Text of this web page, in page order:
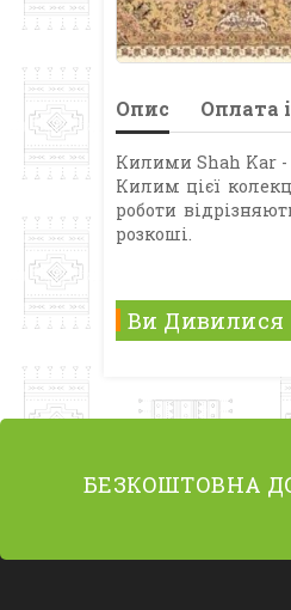
Опис Оплата
Килими Shah Kar -
Килим цієї
роботи
розкоші.
Ви Дивилися
БЕЗКОШТОВНА